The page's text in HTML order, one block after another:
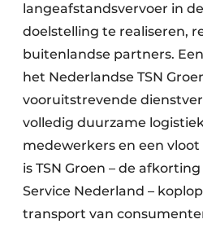
langeafstandsvervoer in
doelstelling te realiseren,
buitenlandse partners.
het Nederlandse TSN
vooruitstrevende
volledig duurzame
medewerkers en een
is TSN Groen – de
Service Nederland –
transport van